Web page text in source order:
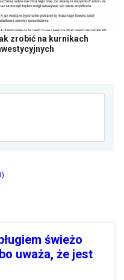
zrobić na kurnikach
świeżo
uważa, że jest